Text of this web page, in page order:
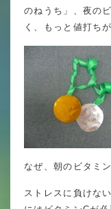
のねうち」、夜の
く、もっと値打ち
なぜ、朝のビタミ
ストレスに負けな